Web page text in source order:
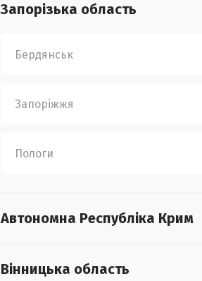
Запорізька область
Бердянськ
Запоріжжя
Пологи
Автономна Республіка Крим
Вінницька область